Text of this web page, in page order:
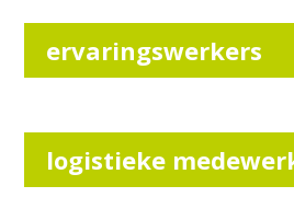
ervaringswerkers
logistieke